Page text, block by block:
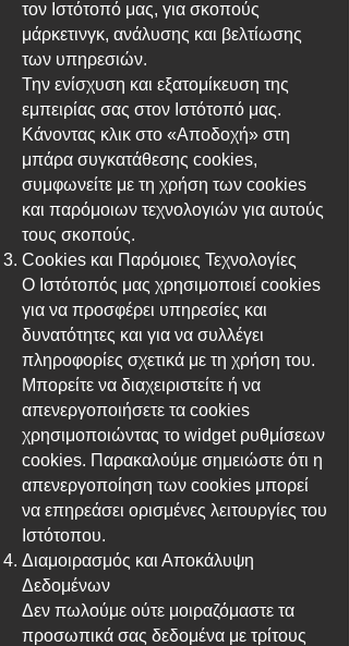
τον Ιστότοπό μας, για σκοπούς
μάρκετινγκ, ανάλυσης και βελτίωσης
των υπηρεσιών.
Την ενίσχυση και εξατομίκευση της
εμπειρίας σας στον Ιστότοπό μας.
Κάνοντας κλικ στο «Αποδοχή» στη
μπάρα συγκατάθεσης cookies,
συμφωνείτε με τη χρήση των cookies
και παρόμοιων τεχνολογιών για αυτούς
τους σκοπούς.
Cookies και Παρόμοιες Τεχνολογίες
Ο Ιστότοπός μας χρησιμοποιεί cookies
για να προσφέρει υπηρεσίες και
δυνατότητες και για να συλλέγει
πληροφορίες σχετικά με τη χρήση του.
Μπορείτε να διαχειριστείτε ή να
απενεργοποιήσετε τα cookies
χρησιμοποιώντας το widget ρυθμίσεων
cookies. Παρακαλούμε σημειώστε ότι η
απενεργοποίηση των cookies μπορεί
να επηρεάσει ορισμένες λειτουργίες του
Ιστότοπου.
Διαμοιρασμός και Αποκάλυψη
Δεδομένων
Δεν πωλούμε ούτε μοιραζόμαστε τα
προσωπικά σας δεδομένα με τρίτους